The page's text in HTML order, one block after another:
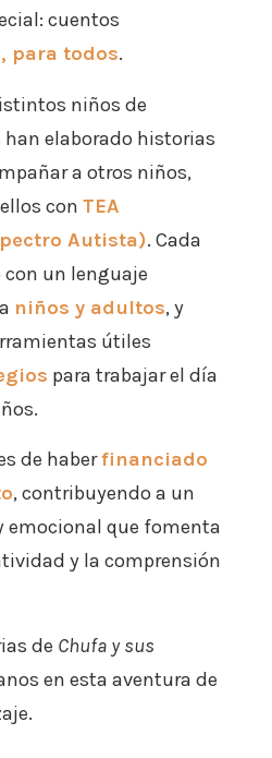
cuentos
para todos.
niños de
elaborado historias
a otros niños,
con TEA
Autista). Cada
un lenguaje
niños y adultos, y
útiles
para trabajar el día
de haberfinanciado
, contribuyendo a un
emocional que fomenta
y la comprensión
de Chufa y sus
en esta aventura de